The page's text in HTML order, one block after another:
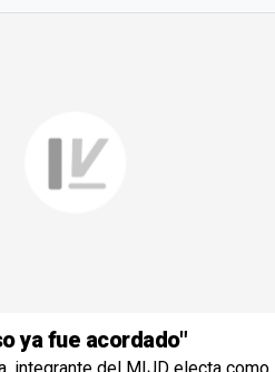
ya fue acordado"
integrante del MIJD electa como